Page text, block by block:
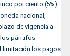
por ciento (5%)
nacional,
de vigencia a
párrafos
limitación los pagos